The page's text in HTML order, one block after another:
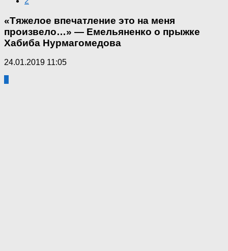
«Тяжелое впечатление это на меня
произвело…» — Емельяненко о прыжке
Хабиба Нурмагомедова
24.01.2019 11:05